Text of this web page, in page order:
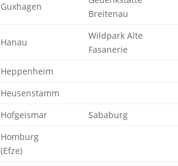
Guxhagen
Breitenau
Hanau
Wildpark Alte
Fasanerie
Heppenheim
Heusenstamm
Hofgeismar
Sababurg
Homburg
(Efze)